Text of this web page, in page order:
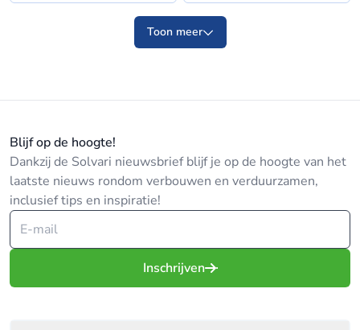
Toon meer
Blijf op de hoogte!
Dankzij de Solvari nieuwsbrief blijf je op de hoogte van het
laatste nieuws rondom verbouwen en verduurzamen,
inclusief tips en inspiratie!
Inschrijven